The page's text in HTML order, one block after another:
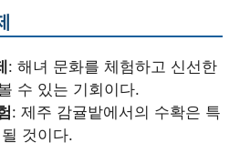
: 해녀 문화를 체험하고 신선한
수 있는 기회이다.
: 제주 감귤밭에서의 수확은 특
것이다.